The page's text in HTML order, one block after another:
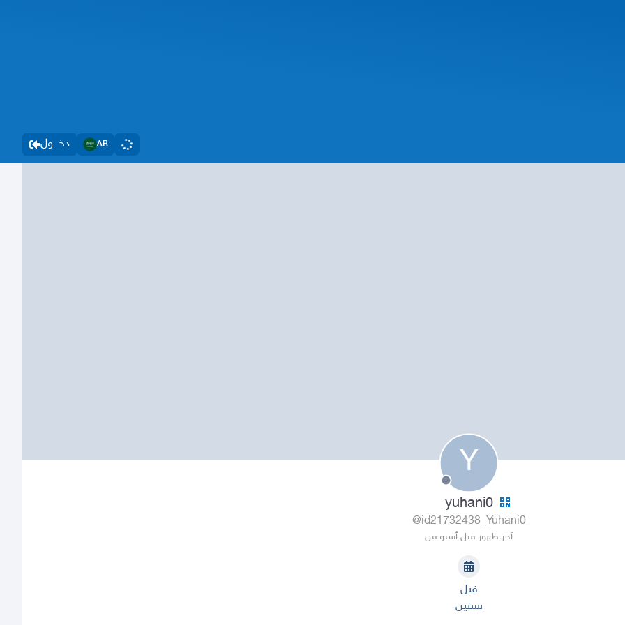
دخــــول AR
Y
yuhani0
@id21732438_Yuhani0
آخر ظهور قبل أسبوعين
قبل
سنتين